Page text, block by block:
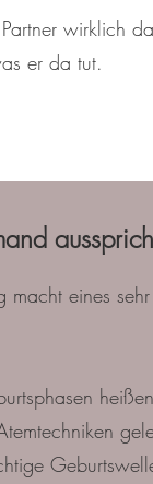
wirklich
er da tut.
macht eines